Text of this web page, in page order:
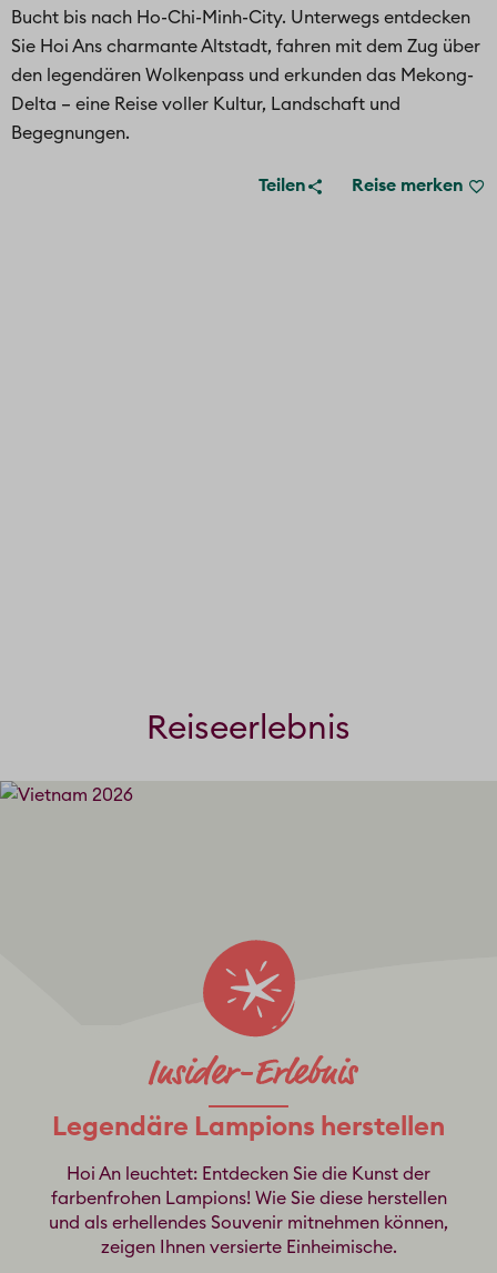
Bucht bis nach Ho-Chi-Minh-City. Unterwegs entdecken
Sie Hoi Ans charmante Altstadt, fahren mit dem Zug über
den legendären Wolkenpass und erkunden das Mekong-
Delta – eine Reise voller Kultur, Landschaft und
Begegnungen.
Reise merken
Teilen
Reiseerlebnis
Legendäre Lampions herstellen
Hoi An leuchtet: Entdecken Sie die Kunst der
farbenfrohen Lampions! Wie Sie diese herstellen
und als erhellendes Souvenir mitnehmen können,
zeigen Ihnen versierte Einheimische.